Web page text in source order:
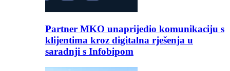
Partner MKO unaprijedio komunikaciju s
klijentima kroz digitalna rješenja u
saradnji s Infobipom